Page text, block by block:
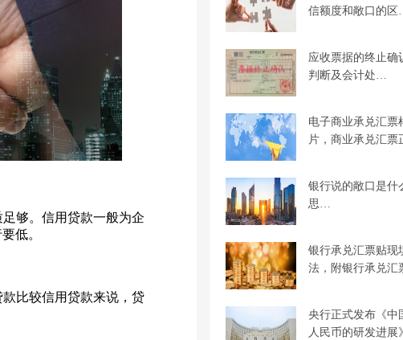
够。信用贷款一般为企
低。
比较信用贷款来说，贷
信额度和敞口的
应收票据的终止确
判断及会计处…
电子商业承兑汇票
片，商业承兑汇
银行说的敞口是什
思…
银行承兑汇票贴现
法，附银行承兑
央行正式发布《中
人民币的研发进